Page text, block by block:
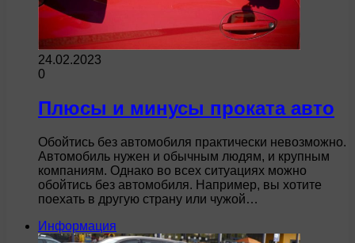
24.02.2023
0
Плюсы и минусы проката авто
Обойтись без автомобиля практически невозможно.
Автомобиль нужен и обычным людям, и крупным
компаниям. Однако во всех ситуациях можно
обойтись без автомобиля. Например, вы хотите
поехать в другую страну или чужой…
Информация